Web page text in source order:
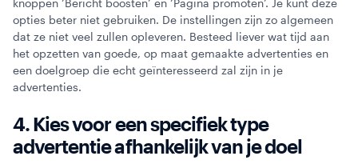
opties beter niet gebruiken. De instellingen zijn zo algemeen
dat ze niet veel zullen opleveren. Besteed liever wat tijd aan
het opzetten van goede, op maat gemaakte advertenties en
een doelgroep die echt geïnteresseerd zal zijn in je
advertenties.
4. Kies voor een specifiek type
advertentie afhankelijk van je doel